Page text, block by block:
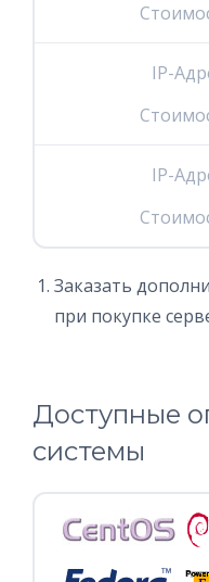
IP-
IP-
Заказать
при покупке
Доступные
системы